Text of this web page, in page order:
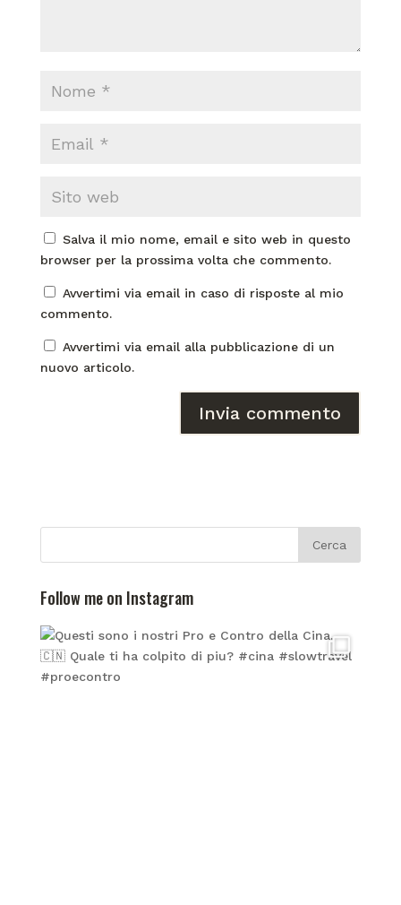
Salva il mio nome, email e sito web in questo
browser per la prossima volta che commento.
Avvertimi via email in caso di risposte al mio
commento.
Avvertimi via email alla pubblicazione di un
nuovo articolo.
Follow me on Instagram